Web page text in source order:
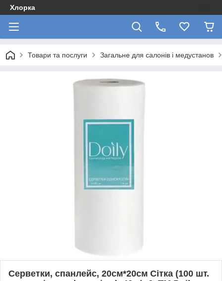
Хлорка
Товари та послуги Загальне для салонів і медустанов
Серветки, спанлейс, 20см*20см Сітка (100 шт.